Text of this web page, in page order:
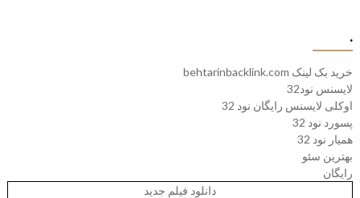
.
خرید بک لینک behtarinbacklink.com
لایسنس نود32
اوکلی لایسنس رایگان نود 32
پسورد نود 32
همیار نود 32
بهترین سئو
رایگان
دانلود فیلم جدید